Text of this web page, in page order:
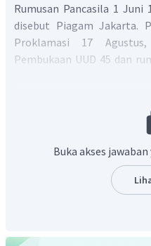
Rumusan Pancasila 1
disebut Piagam Jakarta.
Proklamasi 17
Pembukaan UUD 45 dan
menjalankan syariat Islam
rumusan 18 Agustus
dari Bung Hatta kepada
Bagus Hadikusumo karena
di Indonesia timur yang
Buka akses